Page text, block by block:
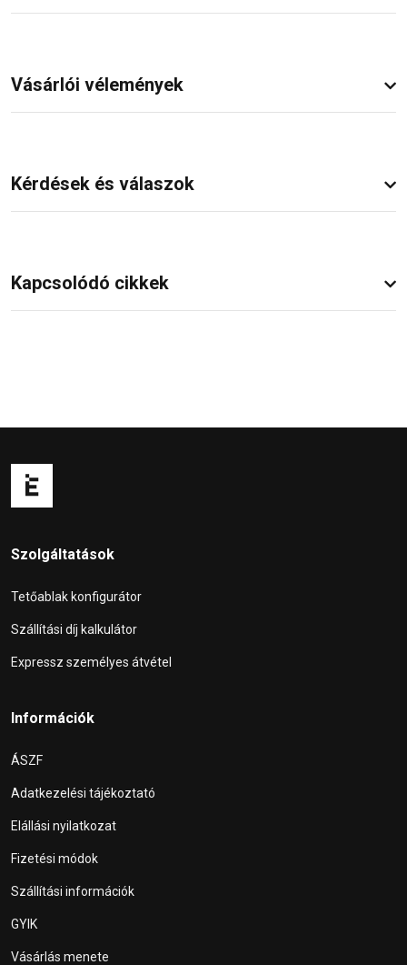
Vásárlói vélemények
Kérdések és válaszok
Kapcsolódó cikkek
Szolgáltatások
Tetőablak konfigurátor
Szállítási díj kalkulátor
Expressz személyes átvétel
Információk
ÁSZF
Adatkezelési tájékoztató
Elállási nyilatkozat
Fizetési módok
Szállítási információk
GYIK
Vásárlás menete